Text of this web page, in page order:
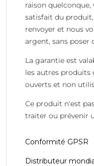
raison
satisfait du
renvoyer et nous
argent, sans poser
La garantie est
les autres produits
ouverts et non
Ce produit n'est
traiter ou prévenir
Conformité GPSR
Distributeur